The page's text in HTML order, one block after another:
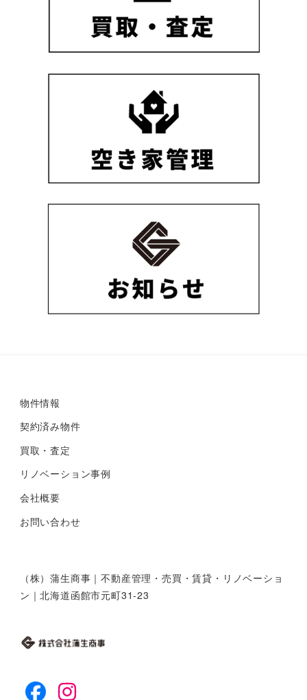
物件情報
契約済み物件
買取・査定
リノベーション事例
会社概要
お問い合わせ
（株）蒲生商事｜不動産管理・売買・賃貸・リノベーショ
ン｜北海道函館市元町31-23
facebook